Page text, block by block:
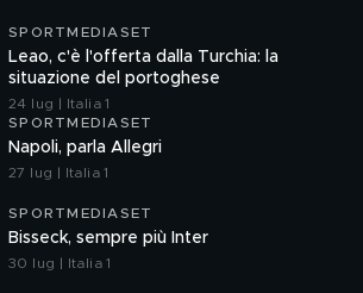
SPORTMEDIASET
Leao, c'è l'offerta dalla Turchia: la
situazione del portoghese
24 lug | Italia 1
SPORTMEDIASET
Napoli, parla Allegri
27 lug | Italia 1
SPORTMEDIASET
Bisseck, sempre più Inter
30 lug | Italia 1